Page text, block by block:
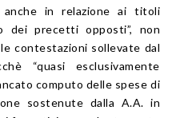
in relazione ai titoli
dei precetti opposti”, non
contestazioni sollevate dal
“quasi esclusivamente
computo delle spese di
sostenute dalla A.A. in